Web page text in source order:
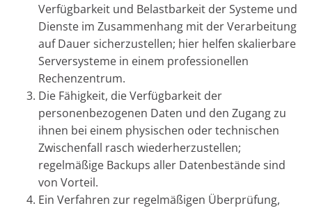
Verfügbarkeit und Belastbarkeit der Systeme und
Dienste im Zusammenhang mit der Verarbeitung
auf Dauer sicherzustellen; hier helfen skalierbare
Serversysteme in einem professionellen
Rechenzentrum.
Die Fähigkeit, die Verfügbarkeit der
personenbezogenen Daten und den Zugang zu
ihnen bei einem physischen oder technischen
Zwischenfall rasch wiederherzustellen;
regelmäßige Backups aller Datenbestände sind
von Vorteil.
Ein Verfahren zur regelmäßigen Überprüfung,